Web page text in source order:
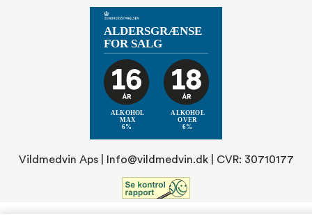
Vildmedvin Aps | Info@vildmedvin.dk| CVR: 30710177